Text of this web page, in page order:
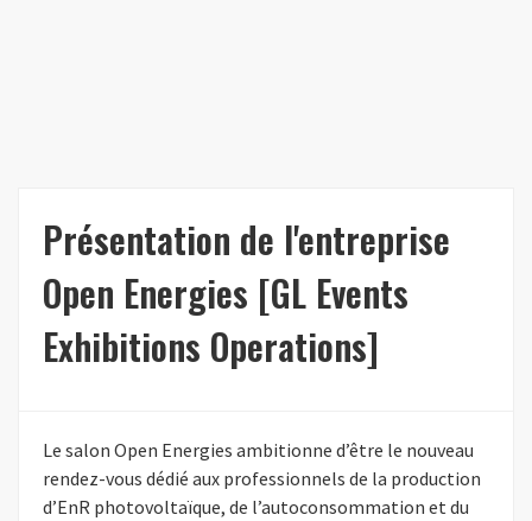
Présentation de l'entreprise
Open Energies [GL Events
Exhibitions Operations]
Le salon Open Energies ambitionne d’être le nouveau
rendez-vous dédié aux professionnels de la production
d’EnR photovoltaïque, de l’autoconsommation et du